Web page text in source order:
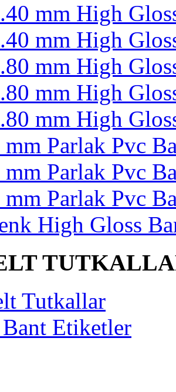
mm High
mm High
mm High
mm High
mm High
Parlak Pvc
Parlak Pvc
Parlak Pvc
High Gloss
Tutkallar
Etiketler